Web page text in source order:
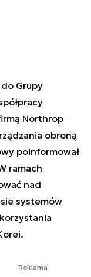
Grupy
Northrop
obroną
poinformował
ramach
nad
systemów
Reklama